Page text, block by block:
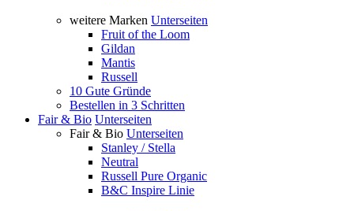
weitere Marken Unterseiten
Fruit of the Loom
Gildan
Mantis
Russell
10 Gute Gründe
Bestellen in 3 Schritten
Fair & Bio Unterseiten
Fair & Bio Unterseiten
Stanley / Stella
Neutral
Russell Pure Organic
B&C Inspire Linie